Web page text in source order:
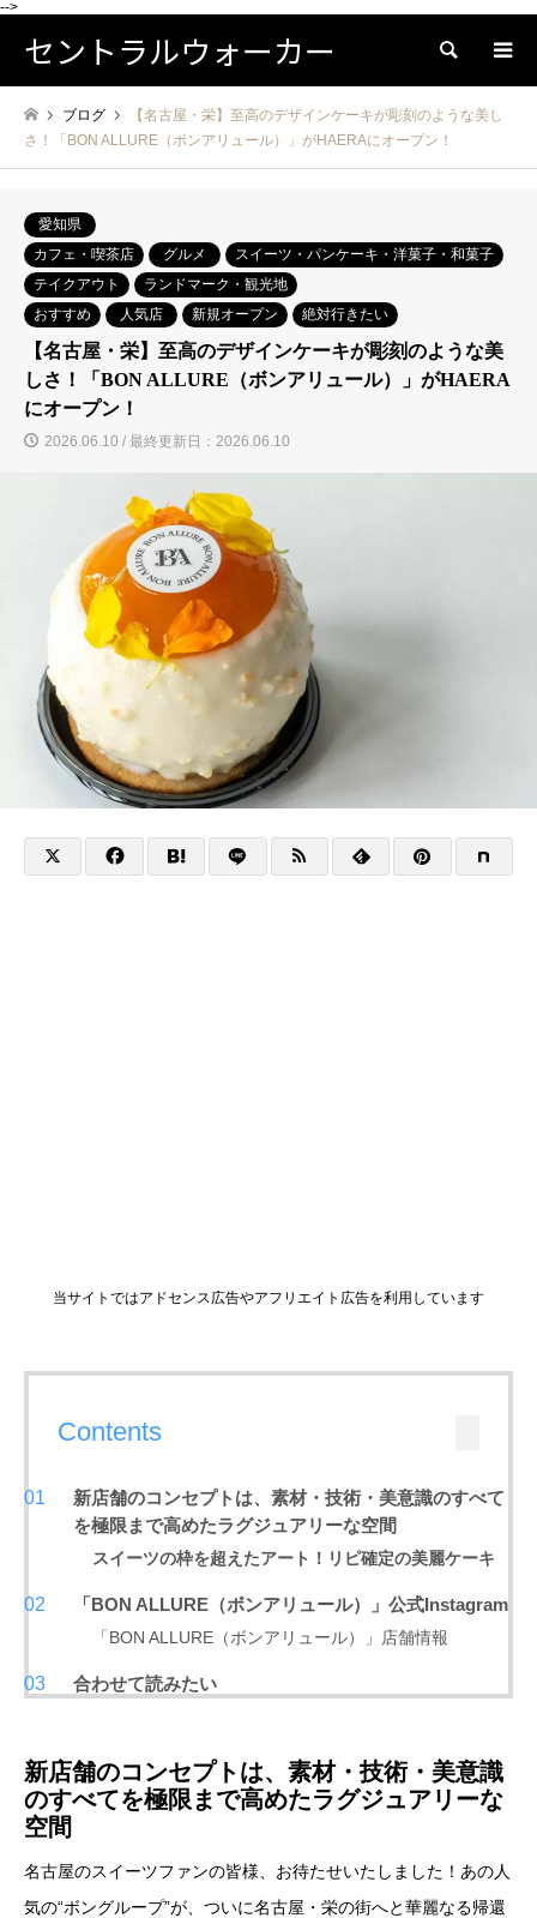
-->
セントラルウォーカー 検索
ブログ
【名古屋・栄】至高のデザインケーキが彫刻のような美し
さ！「BON ALLURE（ボンアリュール）」がHAERAにオープン！
愛知県
カフェ・喫茶店
グルメ
スイーツ・パンケーキ・洋菓子・和菓子
テイクアウト
ランドマーク・観光地
おすすめ
人気店 新規オープン 絶対行きたい
【名古屋・栄】至高のデザインケーキが彫刻のような美
しさ！「BON ALLURE（ボンアリュール）」がHAERA
にオープン！
2026.06.10 / 最終更新日：2026.06.10
当サイトではアドセンス広告やアフリエイト広告を利用しています
Contents
新店舗のコンセプトは、素材・技術・美意識のすべて
を極限まで高めたラグジュアリーな空間
スイーツの枠を超えたアート！リピ確定の美麗ケーキ
「BON ALLURE（ボンアリュール）」公式Instagram
「BON ALLURE（ボンアリュール）」店舗情報
合わせて読みたい
新店舗のコンセプトは、素材・技術・美意識
のすべてを極限まで高めたラグジュアリーな
空間
名古屋のスイーツファンの皆様、お待たせいたしました！あの人
気の“ボングループ”が、ついに名古屋・栄の街へと華麗なる帰還